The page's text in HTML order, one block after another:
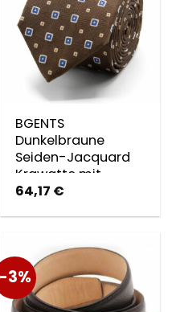
BGENTS
Dunkelbraune
Seiden-Jacquard
Krawatte mit
geometrischem
64,17 €
-3%